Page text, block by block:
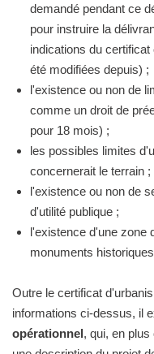
demandé pendant ce
pour instruire la
indications du
été modifiées depuis) ;
l'existence ou non de
comme un droit de
pour 18 mois) ;
les possibles limites
concernerait le terrain ;
l'existence ou non de
d'utilité publique ;
l'existence d'une zone
monuments
Outre le certificat
informations ci-dessus, il
opérationnel, qui, en